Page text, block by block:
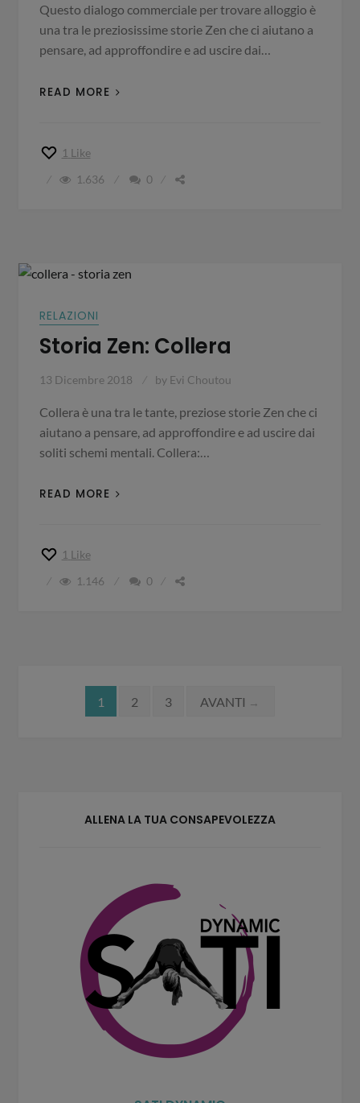
Questo dialogo commerciale per trovare alloggio è
una tra le preziosissime storie Zen che ci aiutano a
pensare, ad approffondire e ad uscire dai…
READ MORE
1 Like
1.636
0
RELAZIONI
Storia Zen: Collera
13 Dicembre 2018 by Evi Choutou
Collera è una tra le tante, preziose storie Zen che ci
aiutano a pensare, ad approffondire e ad uscire dai
soliti schemi mentali. Collera:…
READ MORE
1 Like
1.146
0
Navigazione
1 2 3 AVANTI →
ALLENA LA TUA CONSAPEVOLEZZA